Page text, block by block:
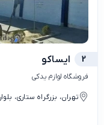
2 ایساکو
فروشگاه لوازم یدکی
تهران، بزرگراه ستاری،